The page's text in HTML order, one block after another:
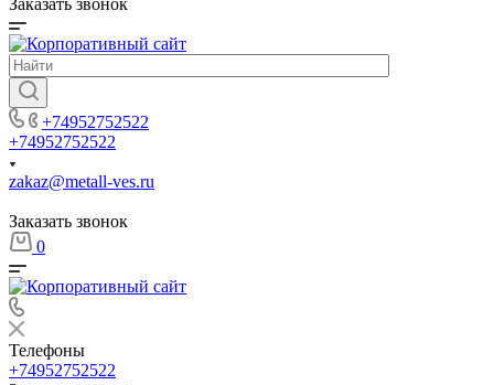
Заказать звонок
+74952752522
+74952752522
zakaz@metall-ves.ru
Заказать звонок
0
Телефоны
+74952752522